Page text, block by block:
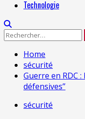
Technologie
Rechercher :
Home
sécurité
Guerre en RDC :
défensives’’
sécurité